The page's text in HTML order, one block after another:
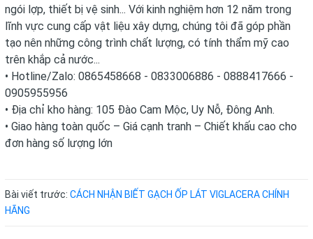
ngói lợp, thiết bị vệ sinh... Với kinh nghiệm hơn 12 năm trong
lĩnh vực cung cấp vật liệu xây dựng, chúng tôi đã góp phần
tạo nên những công trình chất lượng, có tính thẩm mỹ cao
trên khắp cả nước...
• Hotline/Zalo: 0865458668 - 0833006886 - 0888417666 -
0905955956
• Địa chỉ kho hàng: 105 Đào Cam Mộc, Uy Nỗ, Đông Anh.
• Giao hàng toàn quốc – Giá cạnh tranh – Chiết khấu cao cho
đơn hàng số lượng lớn
Bài viết trước: CÁCH NHẬN BIẾT GẠCH ỐP LÁT VIGLACERA CHÍNH
HÃNG